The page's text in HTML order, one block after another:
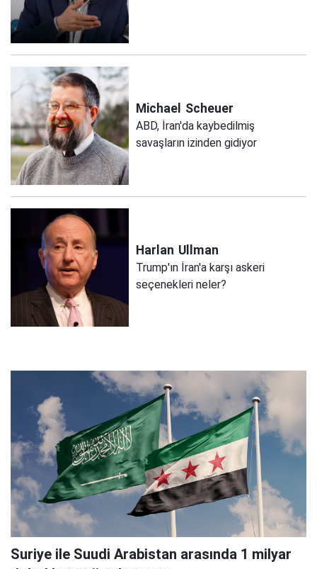
Michael Scheuer
ABD, İran'da kaybedilmiş
savaşların izinden gidiyor
Harlan Ullman
Trump'ın İran'a karşı askeri
seçenekleri neler?
Suriye ile Suudi Arabistan arasında 1 milyar